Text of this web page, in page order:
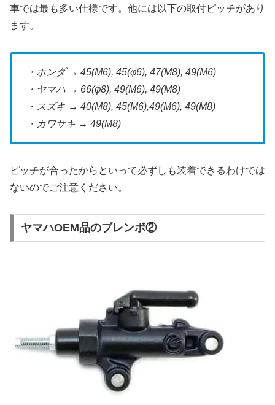
車では最も多い仕様です。他には以下の取付ピッチがあり
ます。
・ホンダ → 45(M6), 45(φ6), 47(M8), 49(M6)
・ヤマハ → 66(φ8), 49(M6), 49(M8)
・スズキ → 40(M8), 45(M6),49(M6), 49(M8)
・カワサキ → 49(M8)
ピッチが合ったからといって必ずしも装着できるわけでは
ないのでご注意ください。
ヤマハOEM品のブレンボ②